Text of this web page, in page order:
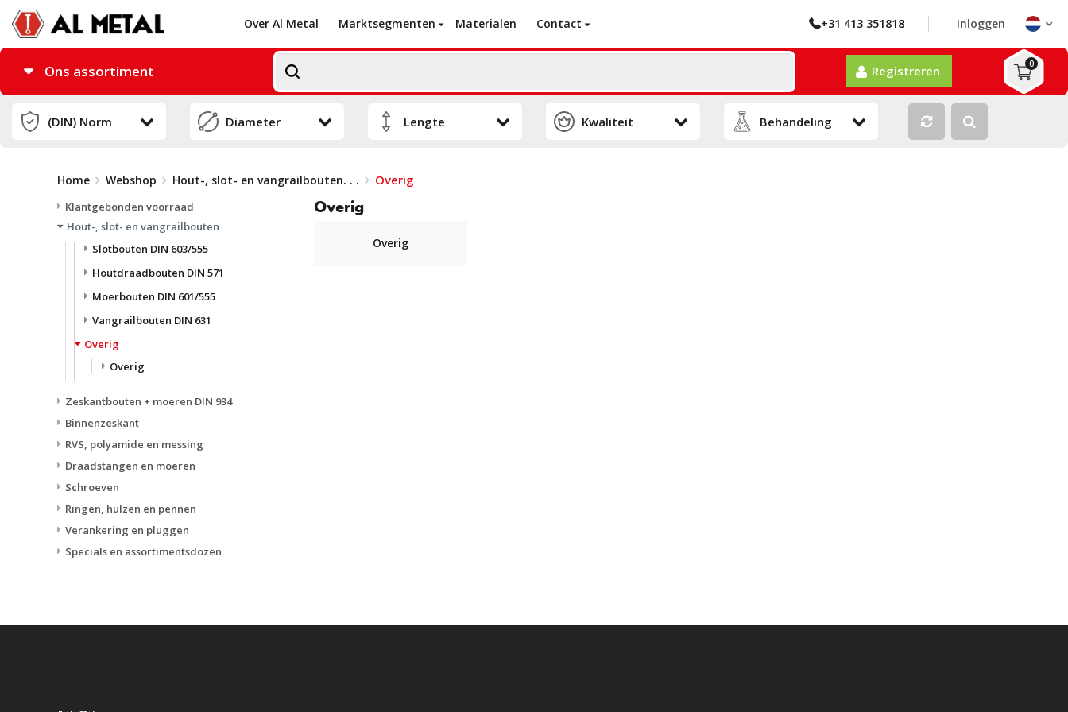
Over Al Metal Marktsegmenten Materialen Contact +31 413 351818 Inloggen
Ons assortiment Registreren 0
Home Webshop Hout-, slot- en vangrailbouten. . . Overig
Klantgebonden voorraad
Hout-, slot- en vangrailbouten
Slotbouten DIN 603/555
Houtdraadbouten DIN 571
Moerbouten DIN 601/555
Vangrailbouten DIN 631
Overig
Overig
Zeskantbouten + moeren DIN 934
Binnenzeskant
RVS, polyamide en messing
Draadstangen en moeren
Schroeven
Ringen, hulzen en pennen
Verankering en pluggen
Specials en assortimentsdozen
Overig
Overig